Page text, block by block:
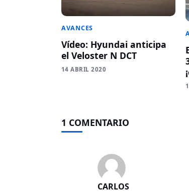
AVANCES
Vídeo: Hyundai anticipa
el Veloster N DCT
14 ABRIL 2020
1 COMENTARIO
CARLOS